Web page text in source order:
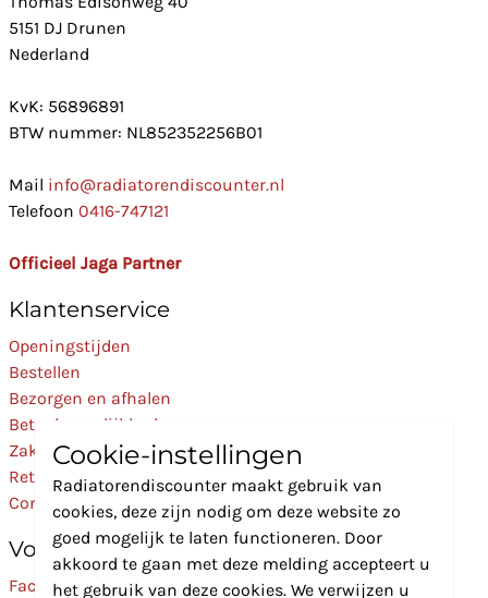
5151 DJ Drunen
Nederland
KvK: 56896891
BTW nummer: NL852352256B01
Mail info@radiatorendiscounter.nl
Telefoon 0416-747121
Officieel Jaga Partner
Klantenservice
Openingstijden
Bestellen
Bezorgen en afhalen
Betaalmogelijkheden
Zakelijk
Retourneren
Contact
Volg Ons
Facebook
Cookie-instellingen
Radiatorendiscounter maakt gebruik van
cookies, deze zijn nodig om deze website zo
goed mogelijk te laten functioneren. Door
akkoord te gaan met deze melding accepteert u
het gebruik van deze cookies. We verwijzen u